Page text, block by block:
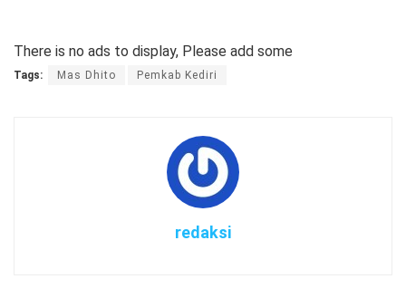
There is no ads to display, Please add some
Tags: Mas Dhito Pemkab Kediri
redaksi